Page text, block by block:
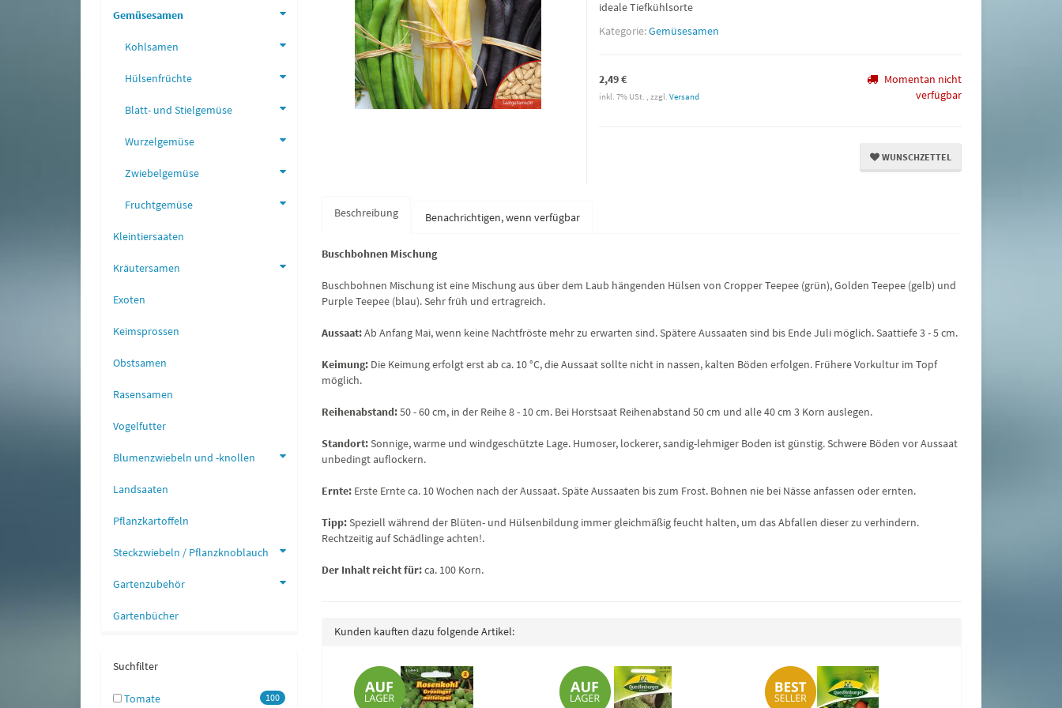
ideale Tiefkühlsorte
Kategorie:Gemüsesamen
2,49 €
inkl. 7% USt. , zzgl. Versand
Momentan nicht
verfügbar
WUNSCHZETTEL
Beschreibung Benachrichtigen, wenn verfügbar
Buschbohnen Mischung
Buschbohnen Mischung ist eine Mischung aus über dem Laub hängenden Hülsen von Cropper Teepee (grün), Golden Teepee (gelb) und
Purple Teepee (blau). Sehr früh und ertragreich.
Aussaat:Ab Anfang Mai, wenn keine Nachtfröste mehr zu erwarten sind. Spätere Aussaaten sind bis Ende Juli möglich. Saattiefe 3 - 5 cm.
Keimung: Die Keimung erfolgt erst ab ca. 10 °C, die Aussaat sollte nicht in nassen, kalten Böden erfolgen. Frühere Vorkultur im Topf
möglich.
Reihenabstand:50 - 60 cm, in der Reihe 8 - 10 cm. Bei Horstsaat Reihenabstand 50 cm und alle 40 cm 3 Korn auslegen.
Standort:Sonnige, warme und windgeschützte Lage. Humoser, lockerer, sandig-lehmiger Boden ist günstig. Schwere Böden vor Aussaat
unbedingt auflockern.
Ernte: Erste Ernte ca. 10 Wochen nach der Aussaat. Späte Aussaaten bis zum Frost. Bohnen nie bei Nässe anfassen oder ernten.
Tipp:Speziell während der Blüten- und Hülsenbildung immer gleichmäßig feucht halten, um das Abfallen dieser zu verhindern.
Rechtzeitig auf Schädlinge achten!.
Der Inhalt reicht für:ca. 100 Korn.
Kunden kauften dazu folgende Artikel:
Feldsalat Dunkelgrüner vollherzigerr
Großpackung
Gemüsesamen
Kohlsamen
Hülsenfrüchte
Blatt- und Stielgemüse
Wurzelgemüse
Zwiebelgemüse
Fruchtgemüse
Kleintiersaaten
Kräutersamen
Exoten
Keimsprossen
Obstsamen
Rasensamen
Vogelfutter
Blumenzwiebeln und -knollen
Landsaaten
Pflanzkartoffeln
Steckzwiebeln / Pflanzknoblauch
Gartenzubehör
Gartenbücher
Suchfilter
100
Tomate